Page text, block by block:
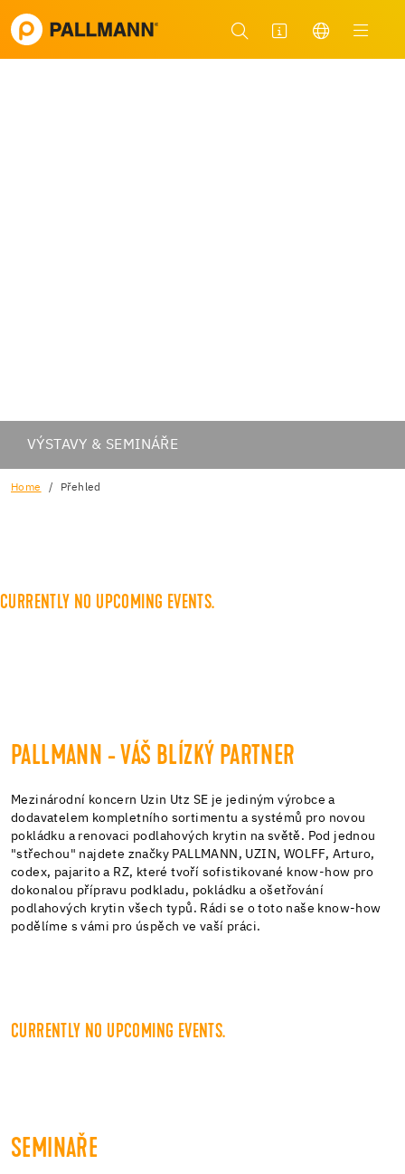
VÝSTAVY & SEMINÁŘE
Home Přehled
CURRENTLY NO UPCOMING EVENTS.
PALLMANN - VÁŠ BLÍZKÝ PARTNER
Mezinárodní koncern Uzin Utz SE je jediným výrobce a
dodavatelem kompletního sortimentu a systémů pro novou
pokládku a renovaci podlahových krytin na světě. Pod jednou
"střechou" najdete značky PALLMANN, UZIN, WOLFF, Arturo,
codex, pajarito a RZ, které tvoří sofistikované know-how pro
dokonalou přípravu podkladu, pokládku a ošetřování
podlahových krytin všech typů. Rádi se o toto naše know-how
podělíme s vámi pro úspěch ve vaší práci.
CURRENTLY NO UPCOMING EVENTS.
SEMINAŘE